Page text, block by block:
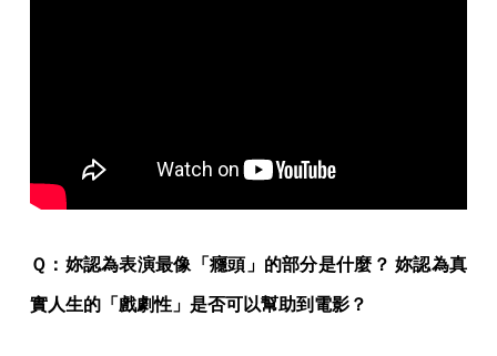
Ｑ：妳認為表演最像「癮頭」的部分是什麼？ 妳認為真
實人生的「戲劇性」是否可以幫助到電影？